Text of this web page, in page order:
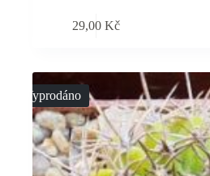
29,00Kč
Vyprodáno